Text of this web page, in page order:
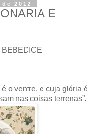
2012
E
BEBEDICE
o ventre, e cuja glória é
nas coisas terrenas”.